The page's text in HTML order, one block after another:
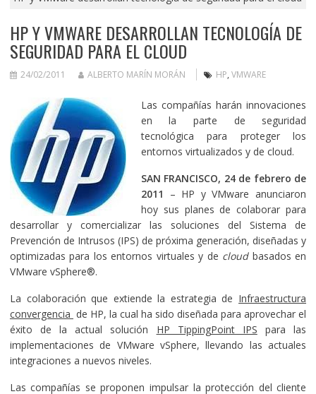
HP Y VMWARE DESARROLLAN TECNOLOGÍA DE
SEGURIDAD PARA EL CLOUD
24/02/2011 ALBERTO MARÍN MORÁN HP, VMWARE
Las compañías harán innovaciones
en la parte de seguridad
tecnológica para proteger los
entornos virtualizados y de cloud.
SAN FRANCISCO, 24 de febrero de
2011
– HP y VMware anunciaron
hoy sus planes de colaborar para
desarrollar y comercializar las soluciones del Sistema de
Prevención de Intrusos (IPS) de próxima generación, diseñadas y
optimizadas para los entornos virtuales y de cloudbasados en
VMware vSphere®.
La colaboración que extiende la estrategia de Infraestructura
convergencia de HP, la cual ha sido diseñada para aprovechar el
éxito de la actual solución HP TippingPoint IPS para las
implementaciones de VMware vSphere, llevando las actuales
integraciones a nuevos niveles.
Las compañías se proponen impulsar la protección del cliente